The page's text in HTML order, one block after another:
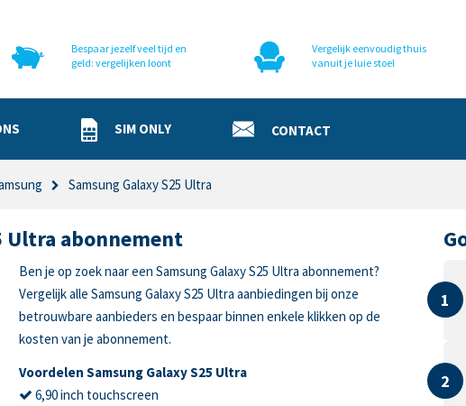
Bespaar jezelf veel tijd en
geld: vergelijken loont
Vergelijk eenvoudig thuis
vanuit je luie stoel
SIM ONLY CONTACT
Samsung Galaxy S25 Ultra
Ultra abonnement
Ben je op zoek naar een Samsung Galaxy S25 Ultra abonnement?
Vergelijk alle Samsung Galaxy S25 Ultra aanbiedingen bij onze
betrouwbare aanbieders en bespaar binnen enkele klikken op de
kosten van je abonnement.
Voordelen Samsung Galaxy S25 Ultra
6,90 inch touchscreen
1
2